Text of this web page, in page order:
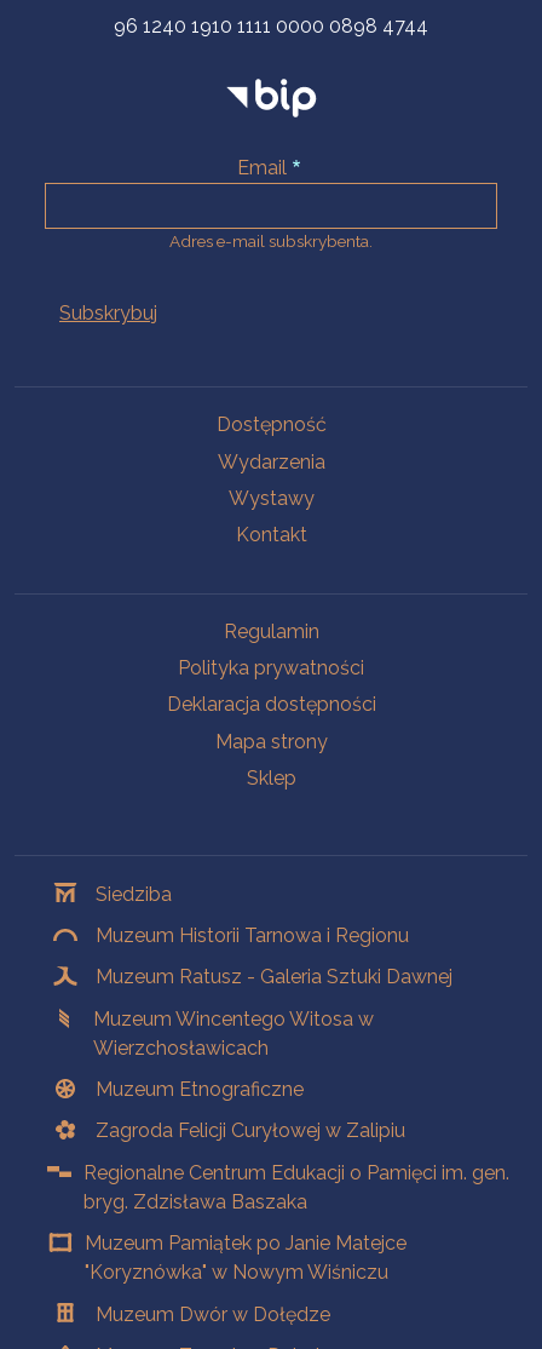
96 1240 1910 1111 0000 0898 4744
Email
Adres e-mail subskrybenta.
Dostępność
Wydarzenia
Wystawy
Kontakt
Regulamin
Polityka prywatności
Deklaracja dostępności
Mapa strony
Sklep
Siedziba
Muzeum Historii Tarnowa i Regionu
Muzeum Ratusz - Galeria Sztuki Dawnej
Muzeum Wincentego Witosa w
Wierzchosławicach
Muzeum Etnograficzne
Zagroda Felicji Curyłowej w Zalipiu
Regionalne Centrum Edukacji o Pamięci im. gen.
bryg. Zdzisława Baszaka
Muzeum Pamiątek po Janie Matejce
"Koryznówka" w Nowym Wiśniczu
Muzeum Dwór w Dołędze